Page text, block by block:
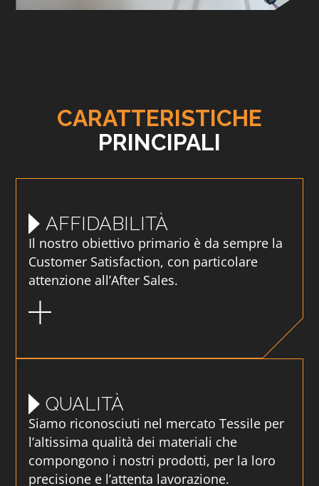
CARATTERISTICHE
PRINCIPALI
AFFIDABILITÀ
Il nostro obiettivo primario è da sempre la
Customer Satisfaction, con particolare
attenzione all’After Sales.
QUALITÀ
Siamo riconosciuti nel mercato Tessile per
l’altissima qualità dei materiali che
compongono i nostri prodotti, per la loro
precisione e l’attenta lavorazione.